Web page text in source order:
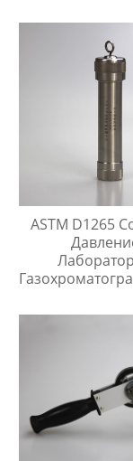
ASTM D1265